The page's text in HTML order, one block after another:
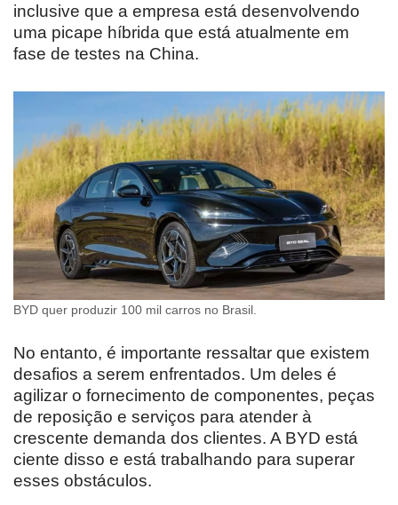
inclusive que a empresa está desenvolvendo
uma picape híbrida que está atualmente em
fase de testes na China.
BYD quer produzir 100 mil carros no Brasil.
No entanto, é importante ressaltar que existem
desafios a serem enfrentados. Um deles é
agilizar o fornecimento de componentes, peças
de reposição e serviços para atender à
crescente demanda dos clientes. A BYD está
ciente disso e está trabalhando para superar
esses obstáculos.